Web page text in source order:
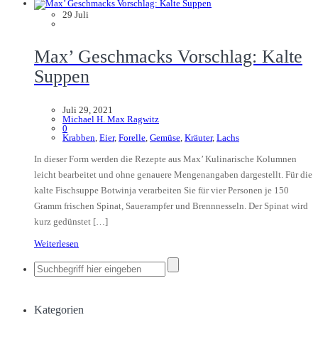
29 Juli
Max’ Geschmacks Vorschlag: Kalte
Suppen
Juli 29, 2021
Michael H. Max Ragwitz
0
Krabben Eier, Forelle Gemüse Kräuter, Lachs
In dieser Form werden die Rezepte aus Max’ Kulinarische Kolumnen
leicht bearbeitet und ohne genauere Mengenangaben dargestellt. Für die
kalte Fischsuppe Botwinja verarbeiten Sie für vier Personen je 150
Gramm frischen Spinat, Sauerampfer und Brennnesseln. Der Spinat wird
kurz gedünstet […]
Weiterlesen
Kategorien